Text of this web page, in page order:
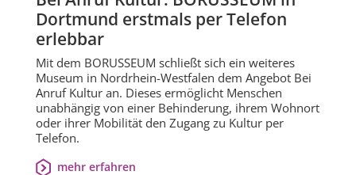
Dortmund erstmals per Telefon
erlebbar
Mit dem BORUSSEUM schließt sich ein weiteres
Museum in Nordrhein-Westfalen dem Angebot Bei
Anruf Kultur an. Dieses ermöglicht Menschen
unabhängig von einer Behinderung, ihrem Wohnort
oder ihrer Mobilität den Zugang zu Kultur per
Telefon.
mehr erfahren